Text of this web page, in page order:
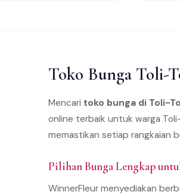
Toko Bunga Toli-
Mencari toko bunga di Toli-
online terbaik untuk warga
memastikan setiap rangkaian
Pilihan Bunga Lengkap
WinnerFleur menyediakan